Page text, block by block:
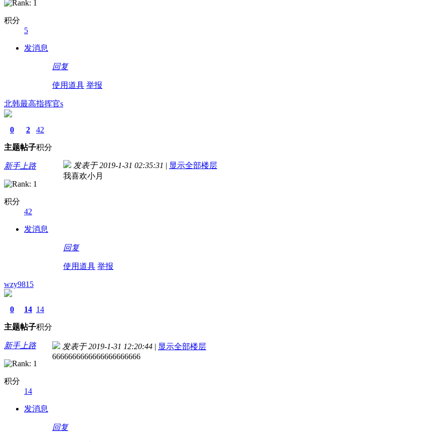
积分
5
发消息
回复
使用道具 举报
北韩最高指挥官s
0
主题
2
帖子
42
积分
新手上路
积分
42
发消息
发表于 2019-1-31 02:35:31 | 显示全部楼层
我喜欢小月
回复
使用道具 举报
wzy9815
0
主题
14
帖子
14
积分
新手上路
积分
14
发消息
发表于 2019-1-31 12:20:44 | 显示全部楼层
6666666666666666666666
回复